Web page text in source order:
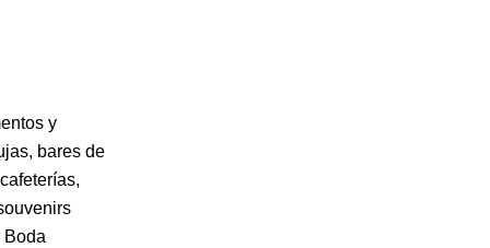
y
bares de
Boda